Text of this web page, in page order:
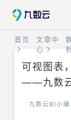
首页
文章中
心
可视图表
——九数
九数云BI小